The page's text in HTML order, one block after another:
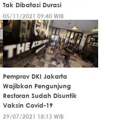
Tak Dibatasi Durasi
05/11/2021 09:40 WIB
Pemprov DKI Jakarta
Wajibkan Pengunjung
Restoran Sudah Disuntik
Vaksin Covid-19
29/07/2021 18:13 WIB